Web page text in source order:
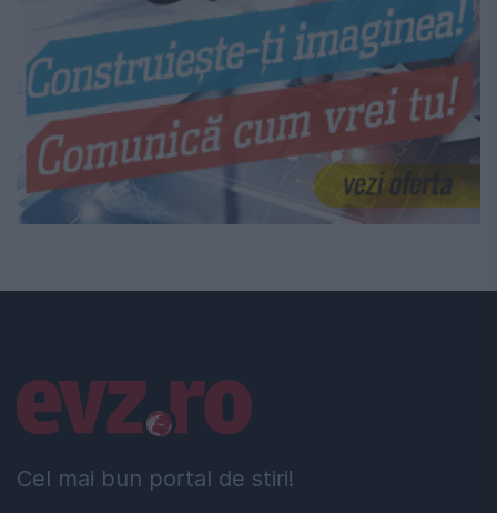
Cel mai bun portal de stiri!
Linkuri utile